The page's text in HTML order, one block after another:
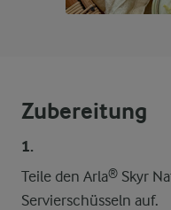
Zubereitung
1.
Teile den Arla® Skyr
Servierschüsseln auf.